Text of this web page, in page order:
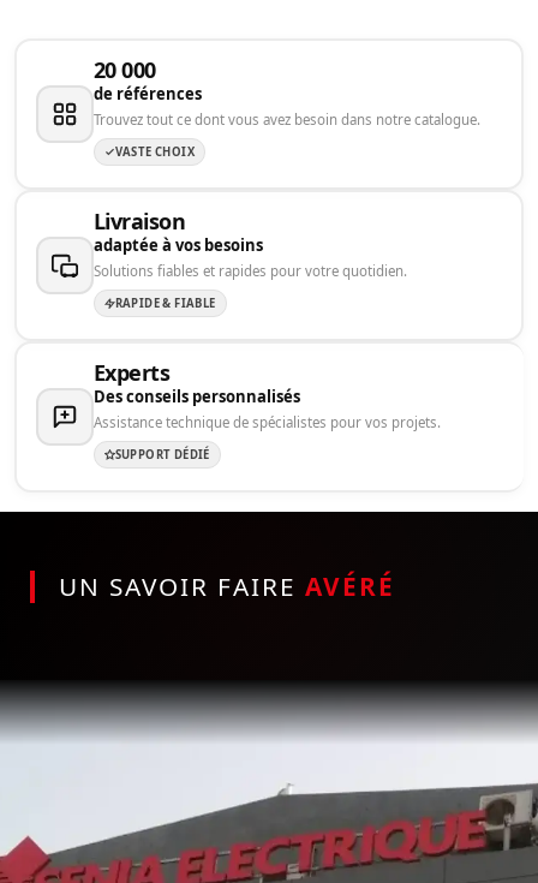
20 000
de références
Trouvez tout ce dont vous avez besoin dans notre catalogue.
VASTE CHOIX
Livraison
adaptée à vos besoins
Solutions fiables et rapides pour votre quotidien.
RAPIDE & FIABLE
Experts
Des conseils personnalisés
Assistance technique de spécialistes pour vos projets.
SUPPORT DÉDIÉ
UN SAVOIR FAIRE AVÉRÉ